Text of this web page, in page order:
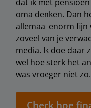
dat ik met
oma denken. Dan
allemaal enorm fijn
zoveel van je
media. Ik doe daar
wel hoe sterk het
was vroeger niet
Check hoe